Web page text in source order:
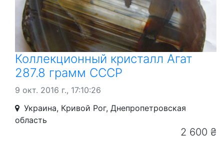
Коллекционный кристалл Агат
287.8 грамм СССР
9 окт. 2016 г., 17:10:26
Украина, Кривой Рог, Днепропетровская
область
2 600 ₴